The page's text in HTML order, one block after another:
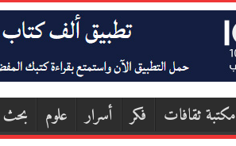
مكتبة ثقافات فكر أسرار علوم بحث